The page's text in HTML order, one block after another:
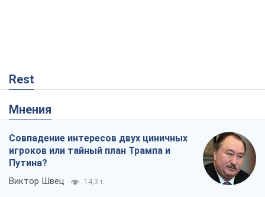
Rest
Мнения
Совпадение интересов двух циничных
игроков или тайный план Трампа и
Путина?
Виктор Швец 14,3 т.